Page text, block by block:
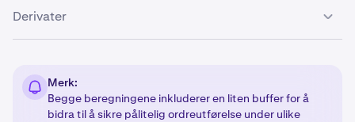
I spotmarkeder beregnes beløpet som er tilgjengelig for
markedets giring.
Derivater
for handel ved å multiplisere
ordrestørrelsen
Merk:
Begge beregningene inkluderer en liten buffer for å
bidra til å sikre pålitelig ordreutførelse under ulike